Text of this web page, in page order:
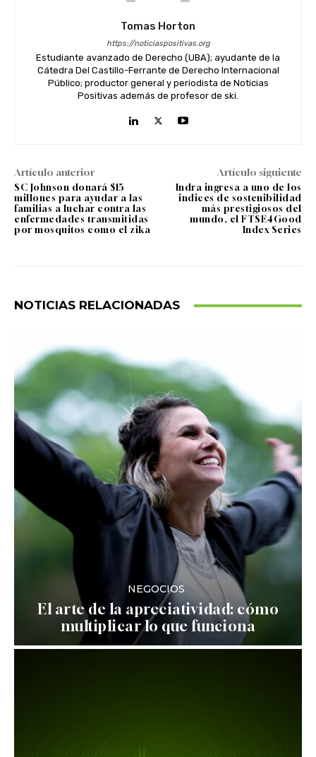
Tomas Horton
https://noticiaspositivas.org
Estudiante avanzado de Derecho (UBA); ayudante de la
Cátedra Del Castillo-Ferrante de Derecho Internacional
Público; productor general y periodista de Noticias
Positivas además de profesor de ski.
Artículo anterior
SC Johnson donará $15
millones para ayudar a las
familias a luchar contra las
enfermedades transmitidas
por mosquitos como el zika
Artículo siguiente
Indra ingresa a uno de los
indices de sostenibilidad
más prestigiosos del
mundo, el FTSE4Good
Index Series
NOTICIAS RELACIONADAS
NEGOCIOS
El arte de la apreciatividad: cómo
multiplicar lo que funciona